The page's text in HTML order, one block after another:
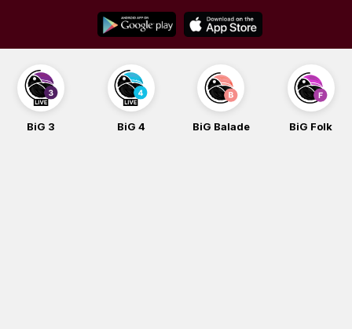
content
BiG 3 BiG 4 BiG Balade BiG Folk